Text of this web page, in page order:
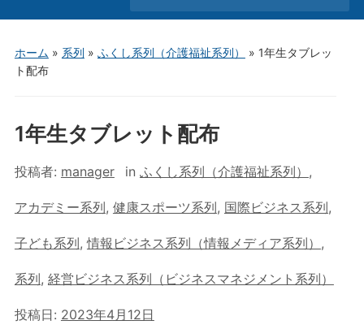
menu
ホーム » 系列 » ふくし系列（介護福祉系列） » 1年生タブレッ
ト配布
1年生タブレット配布
投稿者: manager in ふくし系列（介護福祉系列） ,
アカデミー系列, 健康スポーツ系列, 国際ビジネス系列,
子ども系列,情報ビジネス系列（情報メディア系列） ,
系列, 経営ビジネス系列（ビジネスマネジメント系列）
投稿日: 2023年4月12日